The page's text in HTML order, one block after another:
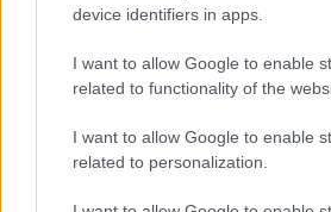
device identifiers in apps.
I want to allow Google to enable
related to functionality of the
I want to allow Google to enable
related to personalization.
Sharabi budapesti